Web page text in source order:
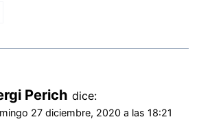
Perich dice:
27 diciembre, 2020 a las 18:21